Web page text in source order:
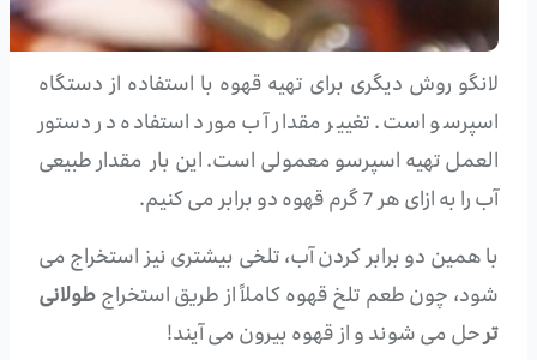
لانگو روش دیگری برای تهیه قهوه با استفاده از دستگاه
اسپرسو است. تغییر مقدار آب مورد استفاده در دستور
العمل تهیه اسپرسو معمولی است. این بار مقدار طبیعی
آب را به ازای هر 7 گرم قهوه دو برابر می کنیم.
با همین دو برابر کردن آب، تلخی بیشتری نیز استخراج می
شود، چون طعم تلخ قهوه کاملاً از طریق استخراجطولانی
ترحل می شوند و از قهوه بیرون می آیند!